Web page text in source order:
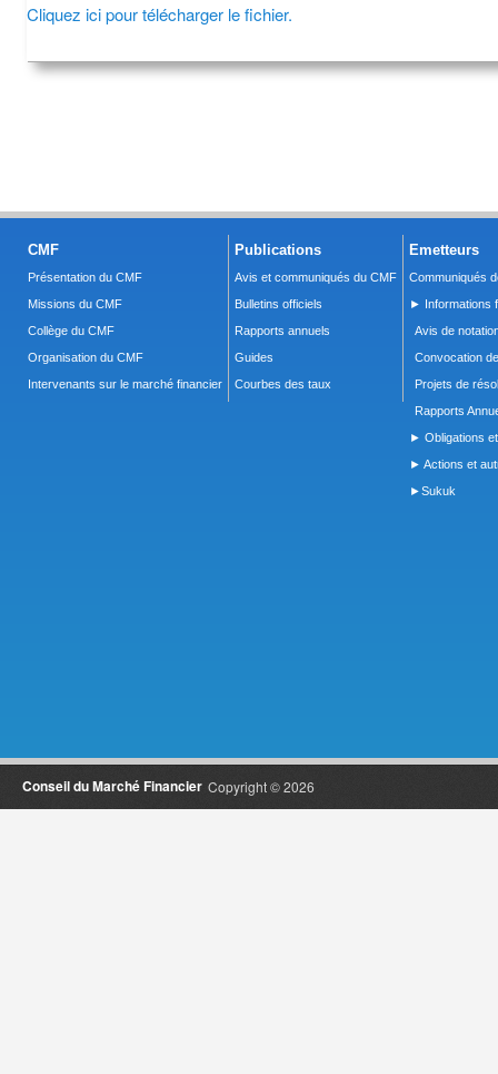
Cliquez ici pour télécharger le fichier.
CMF
Présentation du CMF
Missions du CMF
Collège du CMF
Organisation du CMF
Intervenants sur le marché financier
Publications
Avis et communiqués du CMF
Bulletins officiels
Rapports annuels
Guides
Courbes des taux
Emetteurs
Communiqués
► Informations
Avis de
Convocation
Projets de
Rapports
► Obligations
► Actions et
►Sukuk
Copyright © 2026
Conseil du Marché Financier